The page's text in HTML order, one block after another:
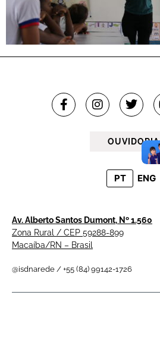
OUVIDORIA
PT ENG
Av. Alberto Santos Dumont, Nº 1.560
Zona Rural / CEP 59288-899
Macaíba/RN – Brasil
@isdnarede / +55 (84) 99142-1726